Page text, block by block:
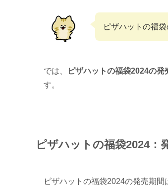
ピザハットの福
では、 ピザハットの福袋2024の
す。
ピザハットの福袋2024：
ピザハットの福袋2024の発売期間